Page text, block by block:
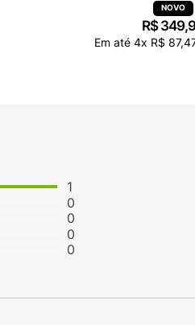
R$ 349,
Em até 4x R$ 87,
1
0
0
0
0